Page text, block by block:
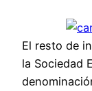
El resto de
la Sociedad